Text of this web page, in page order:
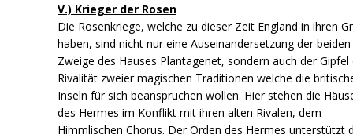
V.) Krieger der Rosen
Die Rosenkriege, welche zu dieser Zeit England in ihren
haben, sind nicht nur eine Auseinandersetzung der beiden
Zweige des Hauses Plantagenet, sondern auch der Gipfel
Rivalität zweier magischen Traditionen welche die
Inseln für sich beanspruchen wollen. Hier stehen die
des Hermes im Konflikt mit ihren alten Rivalen, dem
Himmlischen Chorus. Der Orden des Hermes unterstützt